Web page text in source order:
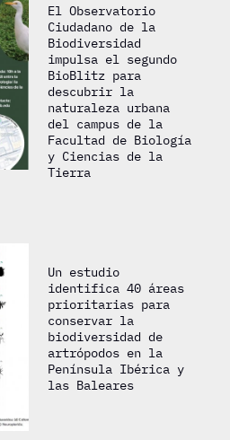
El Observatorio
Ciudadano de la
Biodiversidad
impulsa el segundo
BioBlitz para
descubrir la
naturaleza urbana
del campus de la
Facultad de Biología
y Ciencias de la
Tierra
Un estudio
identifica 40 áreas
prioritarias para
conservar la
biodiversidad de
artrópodos en la
Península Ibérica y
las Baleares